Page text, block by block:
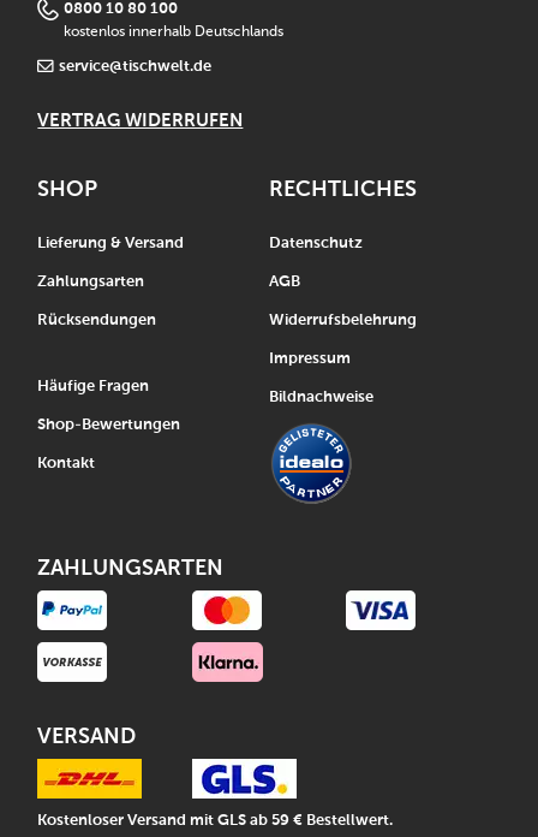
0800 10 80 100
kostenlos innerhalb Deutschlands
service@tischwelt.de
VERTRAG WIDERRUFEN
SHOP
Lieferung & Versand
Zahlungsarten
Rücksendungen
Häufige Fragen
Shop-Bewertungen
Kontakt
RECHTLICHES
Datenschutz
AGB
Widerrufsbelehrung
Impressum
Bildnachweise
ZAHLUNGSARTEN
VERSAND
Kostenloser Versand mit GLS ab 59 € Bestellwert.